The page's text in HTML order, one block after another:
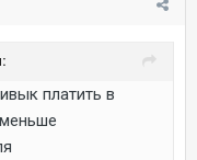
платить в